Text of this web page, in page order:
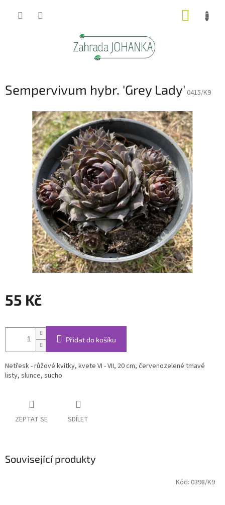
Sempervivum hybr. 'Grey Lady' 0415/K9
55 Kč
cena:
Přidat do košíku
Netřesk - růžové kvítky, kvete VI - VII, 20 cm, červenozelené tmavé
listy, slunce, sucho
ZEPTAT SE SDÍLET
Související produkty
Kód: 0398/K9